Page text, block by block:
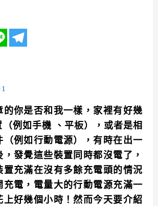
的你是否和我一樣，家裡有好幾
例如手機 、平板），或者是相
（例如行動電源），有時在出一
發覺這些裝置同時都沒電了，
置充滿在沒有多餘充電頭的情況
充電，電量大的行動電源充滿一
上好幾個小時！然而今天要介紹